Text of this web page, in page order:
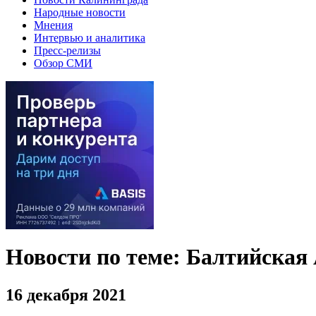
Народные новости
Мнения
Интервью и аналитика
Пресс-релизы
Обзор СМИ
Новости по теме:
16 декабря 2021